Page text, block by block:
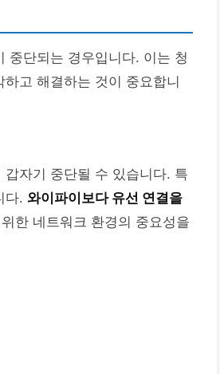
중단되는 경우입니다. 이는 청
고 해결하는 것이 중요합니
자기 중단될 수 있습니다. 특
다. 와이파이보다 유선 연결을
한 네트워크 환경의 중요성을